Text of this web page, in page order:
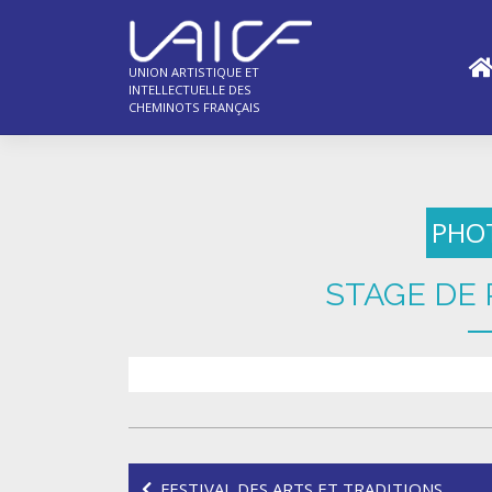
UNION ARTISTIQUE ET
INTELLECTUELLE DES
CHEMINOTS FRANÇAIS
STAGE DE
Navigation